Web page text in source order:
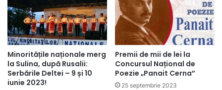
Minoritățile naționale merg
la Sulina, după Rusalii:
Serbările Deltei – 9 și 10
iunie 2023!
Premii de mii de lei la
Concursul Național de
Poezie „Panait Cerna”
25 septembrie 2023